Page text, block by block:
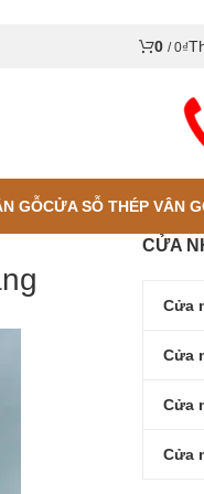
0 / 0₫
GỖCỬA SỖ THÉP VÂN
CỬA
Cửa
Cửa
Cửa
Cửa